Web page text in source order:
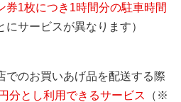
券1枚につき1時間分の駐車時間
にサービスが異なります）
でのお買いあげ品を配送する際
分とし利用できるサービス
（※